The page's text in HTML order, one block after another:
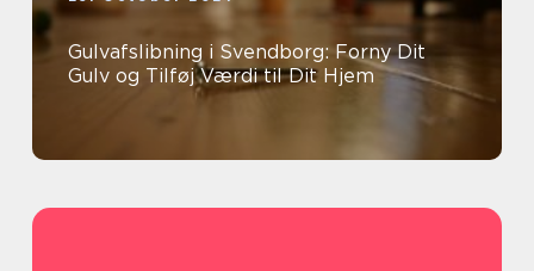
Gulvafslibning i Svendborg: Forny Dit
Gulv og Tilføj Værdi til Dit Hjem